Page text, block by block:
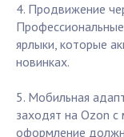
4. Продвижение
ярлыки, которые
новинках.
5. Мобильная
заходят на Ozon
оформление